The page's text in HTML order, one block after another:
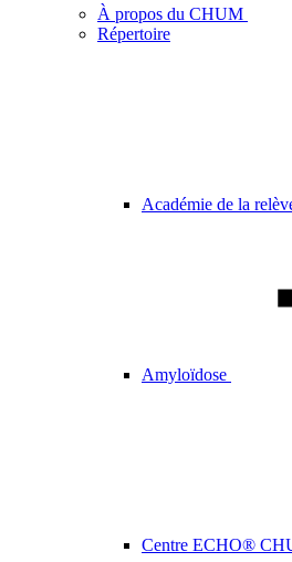
À propos du CHUM
Répertoire
Académie de la
Amyloïdose
Centre ECHO®